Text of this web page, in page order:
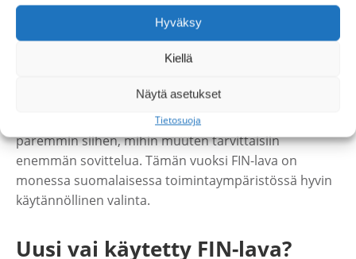
Hyväksy
Kiellä
Näytä asetukset
Tietosuoja
luontevasti kapeammalle lavalle. Kun lavapintaa on
enemmän, kuorma saadaan usein vakaammaksi ja
käsittelyä, selkeämpää kuormien rakentamista ja
tilanteesta riippuen myös sitä, että yksi lava riittää
paremmin siihen, mihin muuten tarvittaisiin
enemmän sovittelua. Tämän vuoksi FIN-lava on
monessa suomalaisessa toimintaympäristössä hyvin
käytännöllinen valinta.
Uusi vai käytetty FIN-lava?